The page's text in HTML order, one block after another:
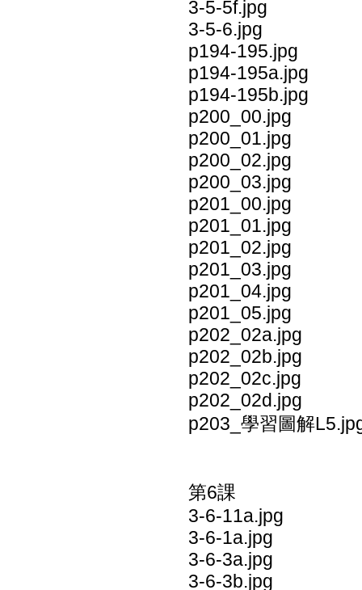
3-5-5f.jpg
3-5-6.jpg
p194-195.jpg
p194-195a.jpg
p194-195b.jpg
p200_00.jpg
p200_01.jpg
p200_02.jpg
p200_03.jpg
p201_00.jpg
p201_01.jpg
p201_02.jpg
p201_03.jpg
p201_04.jpg
p201_05.jpg
p202_02a.jpg
p202_02b.jpg
p202_02c.jpg
p202_02d.jpg
p203_學習圖解
第6課
3-6-11a.jpg
3-6-1a.jpg
3-6-3a.jpg
3-6-3b.jpg